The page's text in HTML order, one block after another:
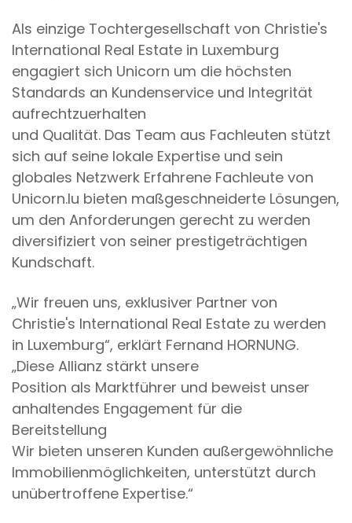
Als einzige Tochtergesellschaft von Christie's
International Real Estate in Luxemburg
engagiert sich Unicorn um die höchsten
Standards an Kundenservice und Integrität
aufrechtzuerhalten
und Qualität. Das Team aus Fachleuten stützt
sich auf seine lokale Expertise und sein
globales Netzwerk Erfahrene Fachleute von
Unicorn.lu bieten maßgeschneiderte Lösungen,
um den Anforderungen gerecht zu werden
diversifiziert von seiner prestigeträchtigen
Kundschaft.
„Wir freuen uns, exklusiver Partner von
Christie's International Real Estate zu werden
in Luxemburg“, erklärt Fernand HORNUNG.
„Diese Allianz stärkt unsere
Position als Marktführer und beweist unser
anhaltendes Engagement für die
Bereitstellung
Wir bieten unseren Kunden außergewöhnliche
Immobilienmöglichkeiten, unterstützt durch
unübertroffene Expertise.“